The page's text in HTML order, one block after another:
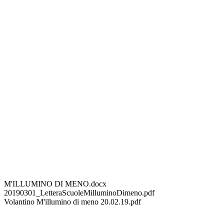
M'ILLUMINO DI MENO.docx
20190301_LetteraScuoleMilluminoDimeno.pdf
Volantino M'illumino di meno 20.02.19.pdf